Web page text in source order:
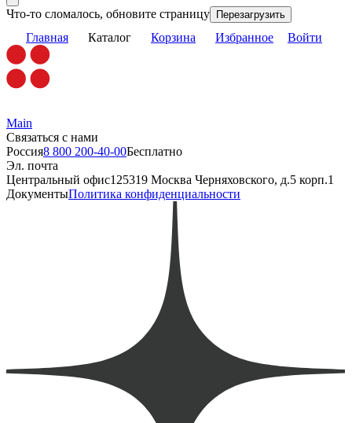
Что-то сломалось, обновите страницу Перезагрузить
Главная Каталог Корзина Избранное Войти
Main
Связаться с нами
Россия8 800 200-40-00Бесплатно
Эл. почта
Центральный офис125319 Москва Черняховского, д.5 корп.1
ДокументыПолитика конфиденциальности